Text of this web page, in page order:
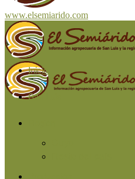
www.elsemiarido.com
Inicio
San Luis